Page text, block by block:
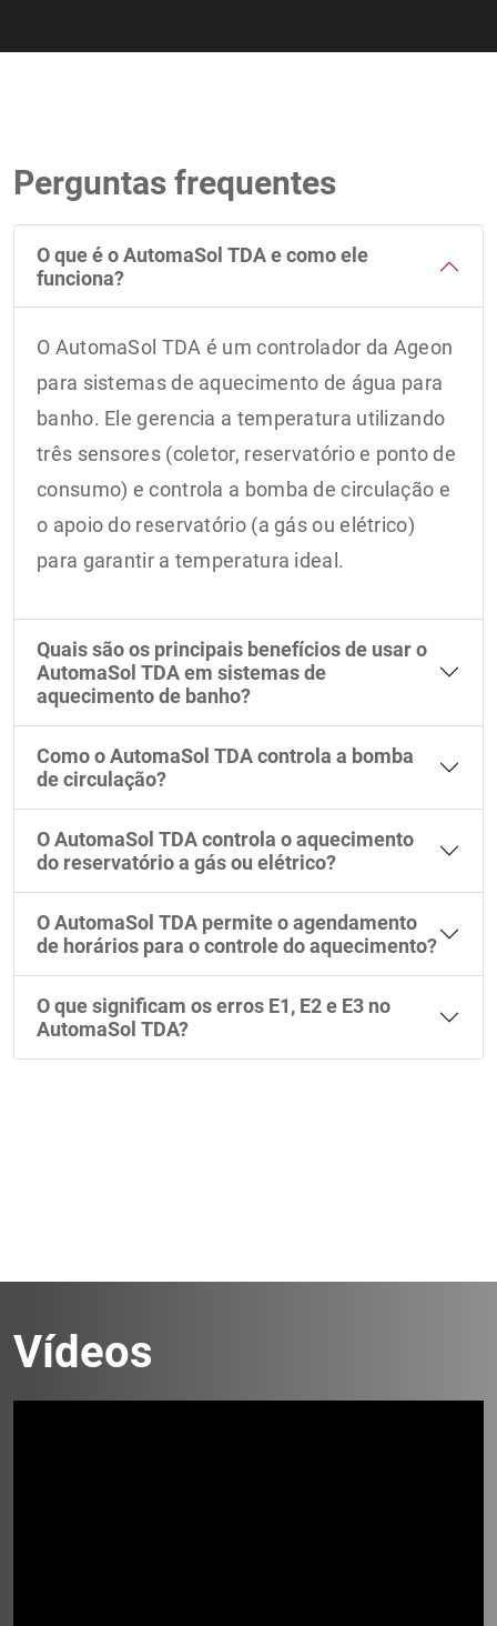
Perguntas frequentes
O que é o AutomaSol TDA e como ele
funciona?
O AutomaSol TDA é um controlador da Ageon
para sistemas de aquecimento de água para
banho. Ele gerencia a temperatura utilizando
três sensores (coletor, reservatório e ponto de
consumo) e controla a bomba de circulação e
o apoio do reservatório (a gás ou elétrico)
para garantir a temperatura ideal.
Quais são os principais benefícios de usar o
AutomaSol TDA em sistemas de
aquecimento de banho?
Como o AutomaSol TDA controla a bomba
de circulação?
O AutomaSol TDA controla o aquecimento
do reservatório a gás ou elétrico?
O AutomaSol TDA permite o agendamento
de horários para o controle do aquecimento?
O que significam os erros E1, E2 e E3 no
AutomaSol TDA?
Vídeos